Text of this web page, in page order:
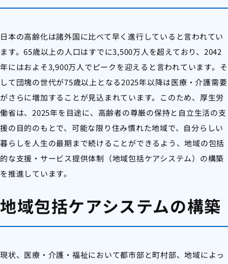
日本の高齢化は諸外国に比べて早く進行していると言われてい
ます。65歳以上の人口はすでに3,500万人を超えており、2042
年にはおよそ3,900万人でピークを迎えると言われています。そ
して団塊の世代が75歳以上となる2025年以降は医療・介護需要
がさらに増加することが見込まれています。このため、厚生労
働省は、2025年を目途に、高齢者の尊厳の保持と自立生活の支
援の目的のもとで、可能な限り住み慣れた地域で、自分らしい
暮らしを人生の最期まで続けることができるよう、地域の包括
的な支援・サービス提供体制（地域包括ケアシステム）の構築
を推進しています。
地域包括ケアシステムの構築
現状、医療・介護・福祉において都市部と町村部、地域によっ